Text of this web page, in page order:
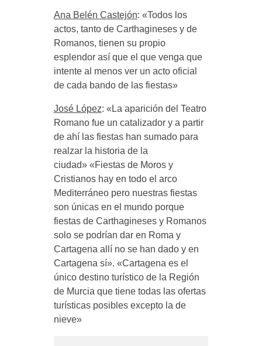
Ana Belén Castejón: «Todos los
actos, tanto de Carthagineses y de
Romanos, tienen su propio
esplendor así que el que venga que
intente al menos ver un acto oficial
de cada bando de las fiestas»
José López: «La aparición del Teatro
Romano fue un catalizador y a partir
de ahí las fiestas han sumado para
realzar la historia de la
ciudad» «Fiestas de Moros y
Cristianos hay en todo el arco
Mediterráneo pero nuestras fiestas
son únicas en el mundo porque
fiestas de Carthagineses y Romanos
solo se podrían dar en Roma y
Cartagena allí no se han dado y en
Cartagena sí». «Cartagena es el
único destino turístico de la Región
de Murcia que tiene todas las ofertas
turísticas posibles excepto la de
nieve»